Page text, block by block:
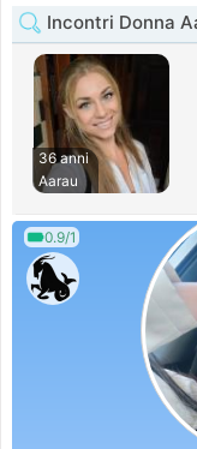
Incontri Donna
36 anni
Aarau
0.9/1